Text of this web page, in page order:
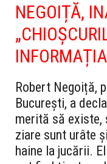
NEGOIȚĂ,
Robert Negoiță,
București, a
merită să existe,
ziare sunt urâte
haine la jucării.